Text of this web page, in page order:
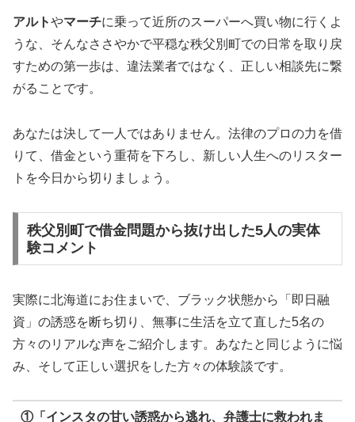
アルトやマーチに乗って近所のスーパーへ買い物に行くよ
うな、そんなささやかで平穏な秩父別町での日常を取り戻
すための第一歩は、違法業者ではなく、正しい相談先に繋
がることです。
あなたは決して一人ではありません。法律のプロの力を借
りて、借金という重荷を下ろし、新しい人生へのリスター
トを今日から切りましょう。
秩父別町で借金問題から抜け出した5人の実体
験コメント
実際に北海道にお住まいで、ブラック状態から「即日融
資」の誘惑を断ち切り、無事に生活を立て直した5名の
方々のリアルな声をご紹介します。あなたと同じように悩
み、そして正しい選択をした方々の体験談です。
①「インスタの甘い誘惑から逃れ、弁護士に救われま